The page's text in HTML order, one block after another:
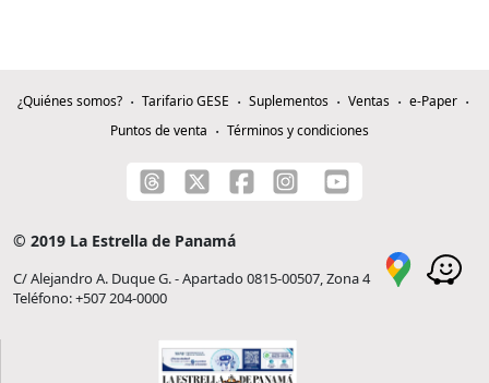
¿Quiénes somos? Tarifario GESE Suplementos Ventas
e-Paper
Puntos de venta
Términos y condiciones
© 2019 La Estrella de Panamá
C/ Alejandro A. Duque G. - Apartado 0815-00507, Zona 4
Teléfono: +507 204-0000